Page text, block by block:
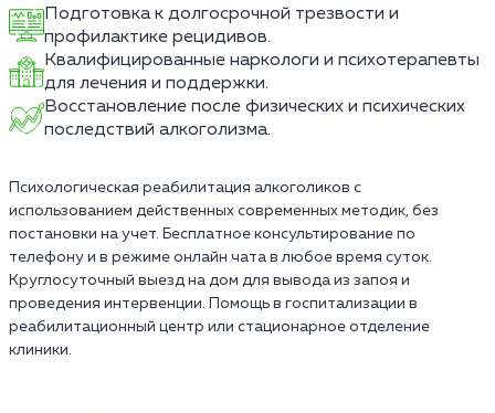
Подготовка к долгосрочной трезвости и
профилактике рецидивов.
Квалифицированные наркологи и психотерапевты
для лечения и поддержки.
Восстановление после физических и психических
последствий алкоголизма.
Психологическая реабилитация алкоголиков с
использованием действенных современных методик, без
постановки на учет. Бесплатное консультирование по
телефону и в режиме онлайн чата в любое время суток.
Круглосуточный выезд на дом для вывода из запоя и
проведения интервенции. Помощь в госпитализации в
реабилитационный центр или стационарное отделение
клиники.